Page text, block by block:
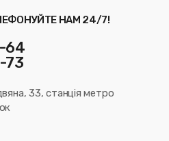
НАМ 24/7!
64
73
33, станція метро